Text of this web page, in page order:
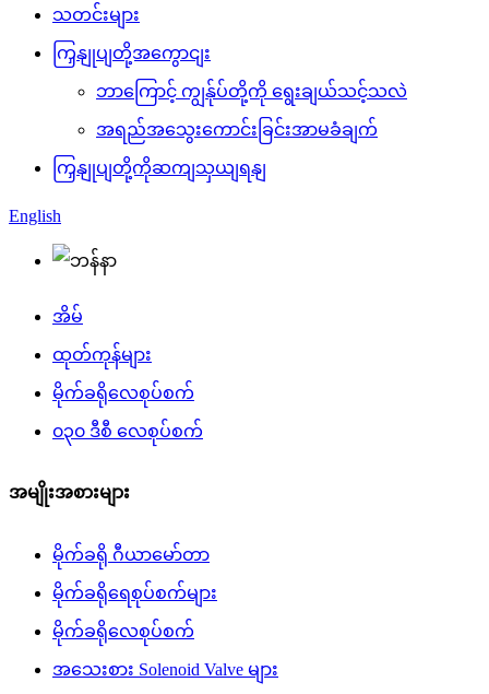
သတင်းများ
ကြှနျုပျတို့အကွောငျး
ဘာကြောင့် ကျွန်ုပ်တို့ကို ရွေးချယ်သင့်သလဲ
အရည်အသွေးကောင်းခြင်းအာမခံချက်
ကြှနျုပျတို့ကိုဆကျသှယျရနျ
English
အိမ်
ထုတ်ကုန်များ
မိုက်ခရိုလေစုပ်စက်
၀၃၀ ဒီစီ လေစုပ်စက်
အမျိုးအစားများ
မိုက်ခရို ဂီယာမော်တာ
မိုက်ခရိုရေစုပ်စက်များ
မိုက်ခရိုလေစုပ်စက်
အသေးစား Solenoid Valve များ